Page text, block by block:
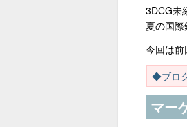
3DCG未
夏の国
今回は前
◆ブロ
マー